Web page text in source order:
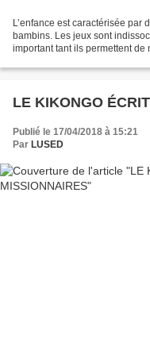
L’enfance est caractérisée par
bambins. Les jeux sont
important tant ils permettent
LE KIKONGO
Publié le 17/04/2018 à 15:21
Par LUSED